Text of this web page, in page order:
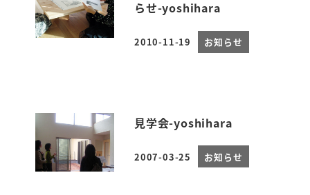
らせ-yoshihara
投稿日
2010-11-19 お知らせ
見学会-yoshihara
投稿日
2007-03-25 お知らせ